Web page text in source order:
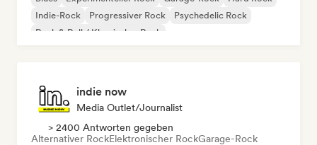
Indie-Rock
Progressiver Rock
Psychedelic Rock
Rock & Roll / Klassischer Rock
indie now
Media Outlet/Journalist
> 2400 Antworten gegeben
Alternativer RockElektronischer RockGarage-Rock